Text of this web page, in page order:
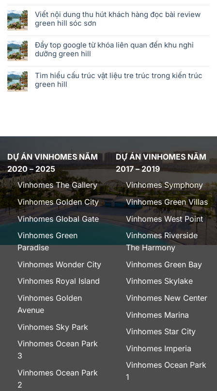
Viết nội dung thu hút khách hàng đọc bài review
green hill sóc sơn
Đẩy top google từ khóa liên quan đến khu nghỉ
dưỡng green hill
Tìm hiểu cấu trúc vật liệu tre trúc trong kiến trúc
green hill
DỰ ÁN VINHOMES NĂM
2020 – 2025
Vinhomes The Gallery
Vinhomes Golden City
Vinhomes Global Gate
Vinhomes Green
Paradise
Vinhomes Wonder City
Vinhomes Royal Island
Vinhomes Golden
Avenue
Vinhomes Sky Park
Vinhomes Ocean Park
3
Vinhomes Ocean Park
2
DỰ ÁN VINHOMES NĂM
2017 – 2019
Vinhomes Symphony
Vinhomes Green Villas
Vinhomes West Point
Vinhomes Riverside
The Harmony
Vinhomes Green Bay
Vinhomes Skylake
Vinhomes New Center
Vinhomes Marina
Vinhomes Star City
Vinhomes Imperia
Vinhomes Ocean Park
1